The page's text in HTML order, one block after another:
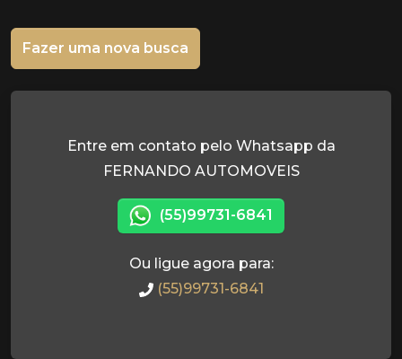
Fazer uma nova busca
Entre em contato pelo Whatsapp da
FERNANDO AUTOMOVEIS
(55)99731-6841
Ou ligue agora para:
(55)99731-6841